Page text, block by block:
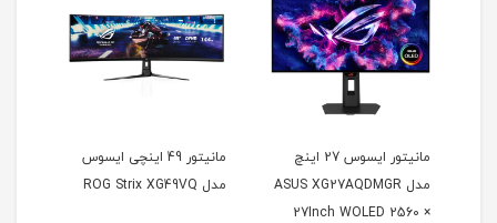
مانیتور ایسوس 27 اینچ
مدل ASUS XG27AQDMGR
27Inch WOLED 2560 ×
مانیتور 49 اینچی ایسوس
مدل ROG Strix XG49VQ